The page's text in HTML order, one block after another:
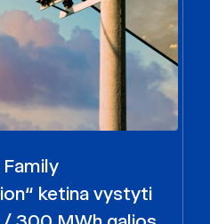
ketina vystyti